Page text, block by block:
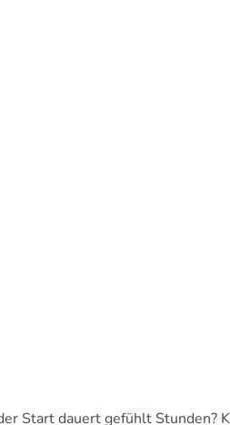
Start dauert gefühlt Stunden?